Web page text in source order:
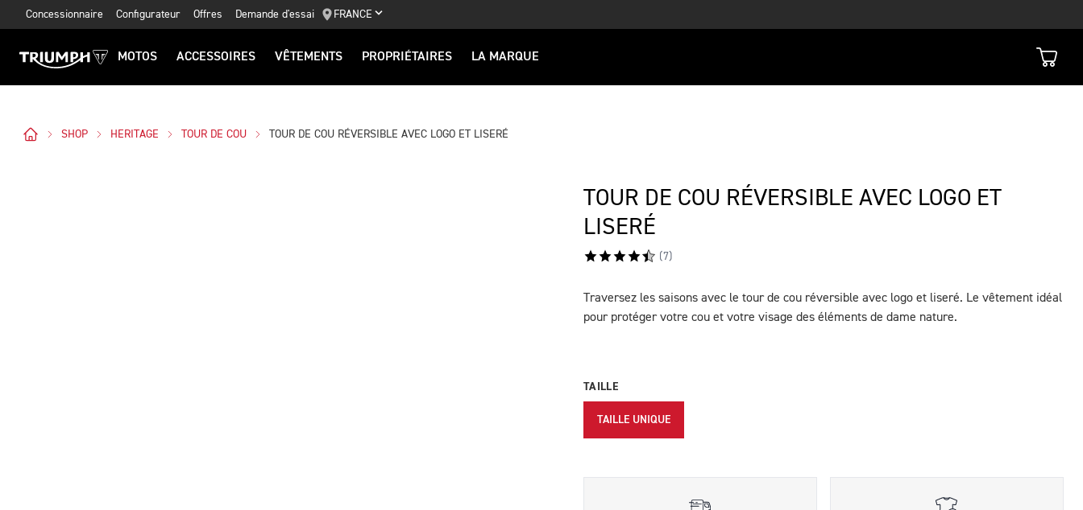
Concessionnaire Configurateur Offres Demande d'essai FRANCE
MOTOS ACCESSOIRES VÊTEMENTS PROPRIÉTAIRES LA MARQUE
SHOP HERITAGE TOUR DE COU TOUR DE COU RÉVERSIBLE AVEC LOGO ET LISERÉ
TOUR DE COU RÉVERSIBLE AVEC LOGO ET
LISERÉ
(7)
DESCRIPTION
Traversez les saisons avec le tour de cou réversible avec logo et liseré. Le vêtement idéal
pour protéger votre cou et votre visage des éléments de dame nature.
TAILLE
TAILLE UNIQUE